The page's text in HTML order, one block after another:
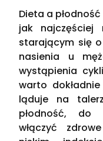
Dieta a
jak najczęściej
starającym się
nasienia u
wystąpienia
warto
ląduje na
płodność, do
włączyć